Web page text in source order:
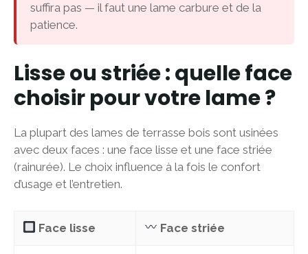
suffira pas — il faut une lame carbure et de la
patience.
Lisse ou striée : quelle face
choisir pour votre lame ?
La plupart des lames de terrasse bois sont usinées
avec deux faces : une face lisse et une face striée
(rainurée). Le choix influence à la fois le confort
d’usage et l’entretien.
Face lisse Face striée